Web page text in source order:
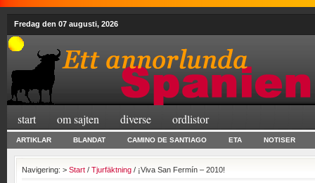
Fredag den 07 augusti, 2026
start om sajten diverse ordlistor
ARTIKLAR BLANDAT CAMINO DE SANTIAGO ETA NOTISER
Navigering: > Start / Tjurfäktning / ¡Viva San Fermín – 2010!